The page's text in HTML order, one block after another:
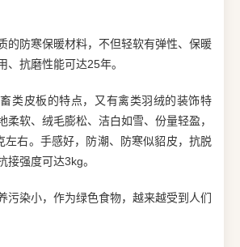
的防寒保暖材料，不但轻软有弹性、保暖
、抗磨性能可达25年。
类皮板的特点，又有禽类羽绒的装饰特
柔软、绒毛膨松、洁白如雪、份量轻盈，
左右。手感好，防潮、防寒似貂皮，抗脱
接强度可达3kg。
污染小，作为绿色食物，越来越受到人们